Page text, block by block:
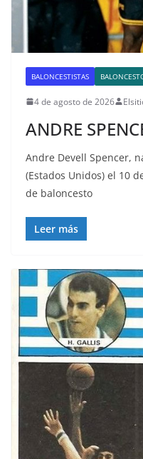
BALONCESTISTAS
4 de agosto de 2026
ANDRE
Andre Devell Spencer,
(Estados Unidos) el 10
de baloncesto
Leer más